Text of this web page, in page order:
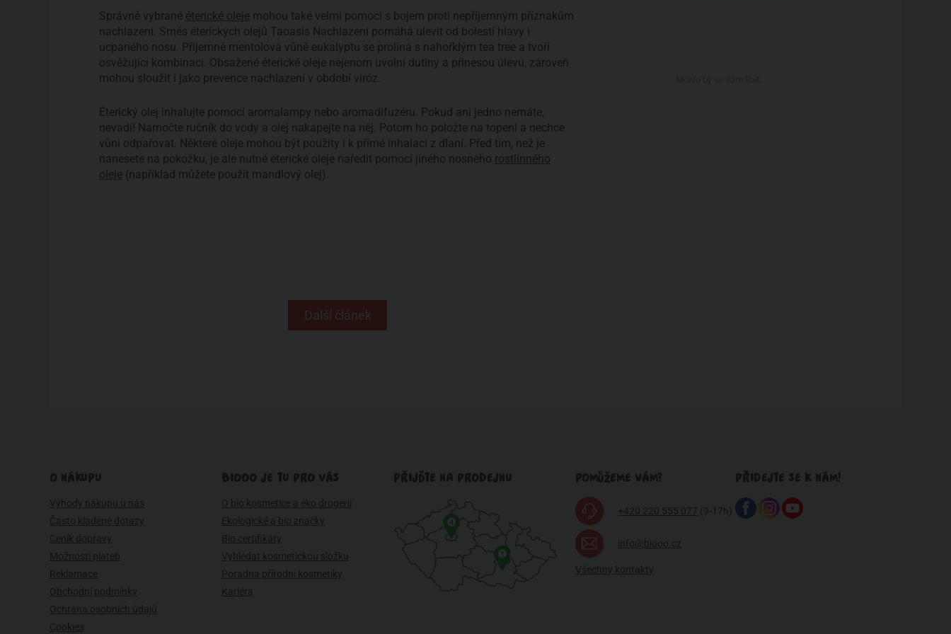
Správně vybrané éterické oleje mohou také velmi pomoci s bojem proti nepříjemným příznakům
nachlazení. Směs éterických olejů Taoasis Nachlazení pomáhá ulevit od bolesti hlavy i
ucpaného nosu. Příjemně mentolová vůně eukalyptu se prolíná s nahořklým tea tree a tvoří
osvěžující kombinaci. Obsažené éterické oleje nejenom uvolní dutiny a přinesou úlevu, zároveň
mohou sloužit i jako prevence nachlazení v období viróz.
Éterický olej inhalujte pomocí aromalampy nebo aromadifuzéru. Pokud ani jedno nemáte,
nevadí! Namočte ručník do vody a olej nakapejte na něj. Potom ho položte na topení a nechce
vůni odpařovat. Některé oleje mohou být použity i k přímé inhalaci z dlaní. Před tím, než je
nanesete na pokožku, je ale nutné éterické oleje naředit pomocí jiného nosného rostlinného
oleje (například můžete použít mandlový olej).
Další článek
O NÁKUPU
Výhody nákupu u nás
Často kladené dotazy
Ceník dopravy
Možnosti plateb
Reklamace
Obchodní podmínky
Ochrana osobních údajů
Cookies
BIOOO JE TU PRO VÁS
O bio kosmetice a eko drogerii
Ekologické a bio značky
Bio certifikáty
Vyhledat kosmetickou složku
Poradna přírodní kosmetiky
Kariéra
PŘIJĎTE NA PRODEJNU
1
4
POMŮŽEME VÁM?
+420 220 555 077 (9-17h)
info@biooo.cz
Všechny kontakty
PŘIDEJTE SE K NÁM!